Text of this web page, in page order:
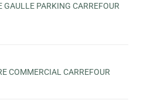
GAULLE PARKING CARREFOUR
COMMERCIAL CARREFOUR